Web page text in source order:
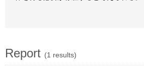
Report (1 results)